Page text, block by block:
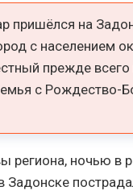
пришёлся на
с населением
прежде
с Рождество-
региона, ночью в
Задонске